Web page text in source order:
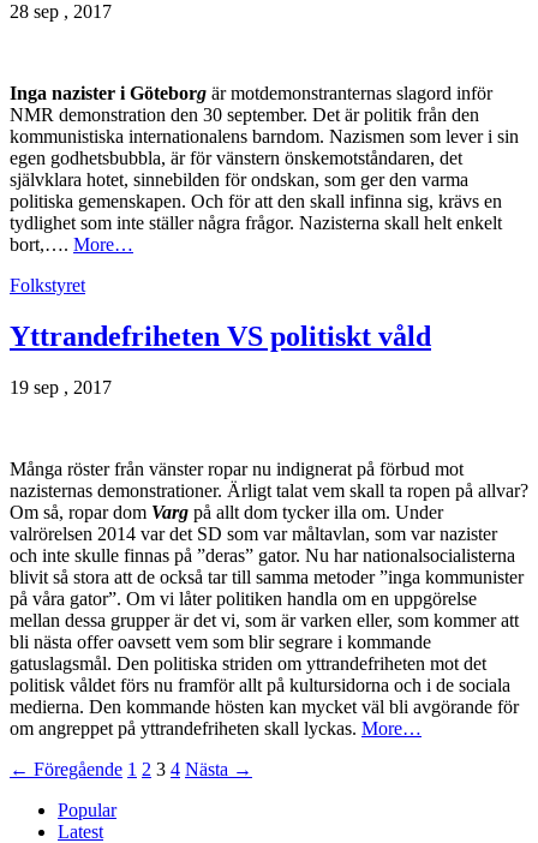
28 sep , 2017
Inga nazister i Göteborg är motdemonstranternas slagord inför
NMR demonstration den 30 september. Det är politik från den
kommunistiska internationalens barndom. Nazismen som lever i sin
egen godhetsbubbla, är för vänstern önskemotståndaren, det
självklara hotet, sinnebilden för ondskan, som ger den varma
politiska gemenskapen. Och för att den skall infinna sig, krävs en
tydlighet som inte ställer några frågor. Nazisterna skall helt enkelt
bort,…. More…
Folkstyret
Yttrandefriheten VS politiskt våld
19 sep , 2017
Många röster från vänster ropar nu indignerat på förbud mot
nazisternas demonstrationer. Ärligt talat vem skall ta ropen på allvar?
Om så, ropar dom Varg på allt dom tycker illa om. Under
valrörelsen 2014 var det SD som var måltavlan, som var nazister
och inte skulle finnas på ”deras” gator. Nu har nationalsocialisterna
blivit så stora att de också tar till samma metoder ”inga kommunister
på våra gator”. Om vi låter politiken handla om en uppgörelse
mellan dessa grupper är det vi, som är varken eller, som kommer att
bli nästa offer oavsett vem som blir segrare i kommande
gatuslagsmål. Den politiska striden om yttrandefriheten mot det
politisk våldet förs nu framför allt på kultursidorna och i de sociala
medierna. Den kommande hösten kan mycket väl bli avgörande för
om angreppet på yttrandefriheten skall lyckas. More…
← Föregående 1 2 3 4 Nästa →
Popular
Latest